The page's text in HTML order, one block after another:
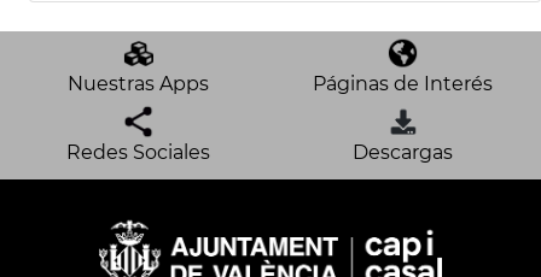
Nuestras Apps Páginas de Interés
Redes Sociales Descargas